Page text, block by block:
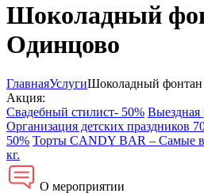
Шоколадный
Одинцово
ГлавнаяУслугиШоколадный
Акция:
Свадебный стилист- 50% Выездная
Организация детских праздников
50% Торты CANDY BAR – Самые
кг.
О мероприятии